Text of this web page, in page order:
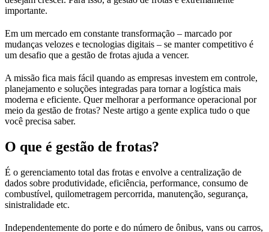
importante.
Em um mercado em constante transformação – marcado por
mudanças velozes e tecnologias digitais – se manter competitivo é
um desafio que a gestão de frotas ajuda a vencer.
A missão fica mais fácil quando as empresas investem em controle,
planejamento e soluções integradas para tornar a logística mais
moderna e eficiente. Quer melhorar a performance operacional por
meio da gestão de frotas? Neste artigo a gente explica tudo o que
você precisa saber.
O que é gestão de frotas?
É o gerenciamento total das frotas e envolve a centralização de
dados sobre produtividade, eficiência, performance, consumo de
combustível, quilometragem percorrida, manutenção, segurança,
sinistralidade etc.
Independentemente do porte e do número de ônibus, vans ou carros,